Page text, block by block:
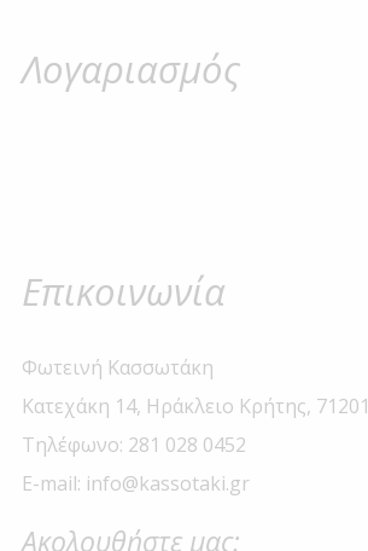
Λογαριασμός
Επικοινωνία
Φωτεινή Κασσωτάκη
Κατεχάκη 14, Ηράκλειο Κρήτης, 71201
Τηλέφωνο: 281 028 0452
E-mail: info@kassotaki.gr
Ακολουθήστε μας: